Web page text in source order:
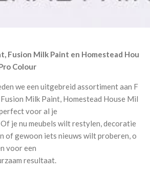
Fusion Milk Paint en Homestead Hou
Colour
weeen uitgebreid assortimentaan F
Fusion Milk Paint, Homestead House Mil
vooral je
Of jenu meubels wiltrestylen,decoratie
ofgewoon iets nieuws wiltproberen,o
vooreen
resultaat.